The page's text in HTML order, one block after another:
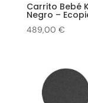
Carrito Bebé
Negro –
489,00 €